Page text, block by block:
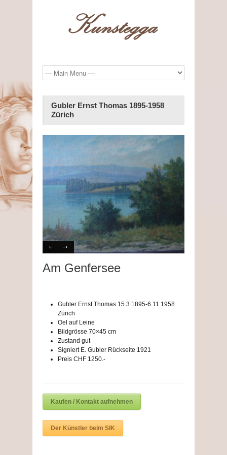
Gubler Ernst Thomas 1895-1958
Zürich
Am Genfersee
Gubler Ernst Thomas 15.3.1895-6.11.1958
Zürich
Oel auf Leine
Bildgrösse 70×45 cm
Zustand gut
Signiert E. Gubler Rückseite 1921
Preis CHF 1250.-
Kaufen / Kontakt aufnehmen
Der Künstler beim SIK